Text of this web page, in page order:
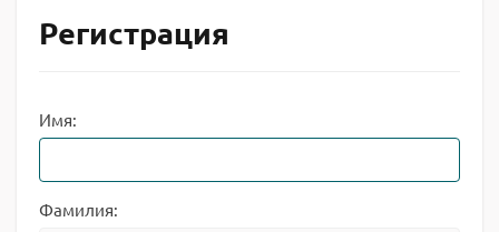
Регистрация
Имя:
Фамилия: